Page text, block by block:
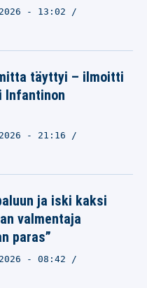
- 13:02
täyttyi – ilmoitti
Infantinon
- 21:16
ja iski kaksi
valmentaja
paras”
- 08:42